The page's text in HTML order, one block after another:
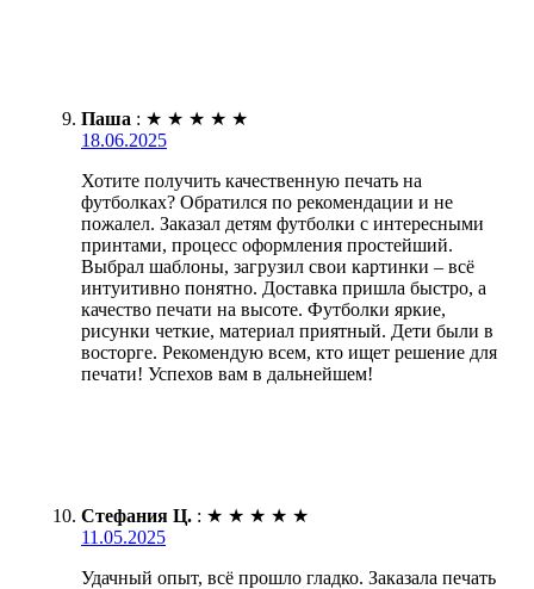
Паша : ★ ★ ★ ★ ★
18.06.2025
Хотите получить качественную печать на
футболках? Обратился по рекомендации и не
пожалел. Заказал детям футболки с интересными
принтами, процесс оформления простейший.
Выбрал шаблоны, загрузил свои картинки – всё
интуитивно понятно. Доставка пришла быстро, а
качество печати на высоте. Футболки яркие,
рисунки четкие, материал приятный. Дети были в
восторге. Рекомендую всем, кто ищет решение для
печати! Успехов вам в дальнейшем!
Стефания Ц. : ★ ★ ★ ★ ★
11.05.2025
Удачный опыт, всё прошло гладко. Заказала печать